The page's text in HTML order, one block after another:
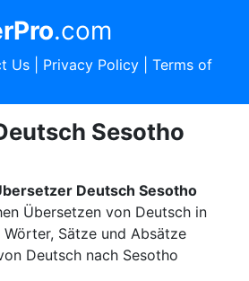
.com
Us| Privacy Policy| Terms of
Sesotho
Deutsch Sesotho
Übersetzen von Deutsch in
Sätze und Absätze
Deutsch nach Sesotho